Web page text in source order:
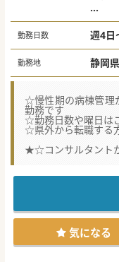
週4
週5日
勤務日数 週4日
勤務地
☆慢性期の病棟管理
勤務です
☆勤務日数や曜日は
☆県外から転職する
★☆コンサルタント
伊豆の自然に囲ま
主に慢性期疾患の対
あればご専門は特
#秋入職可
気になる